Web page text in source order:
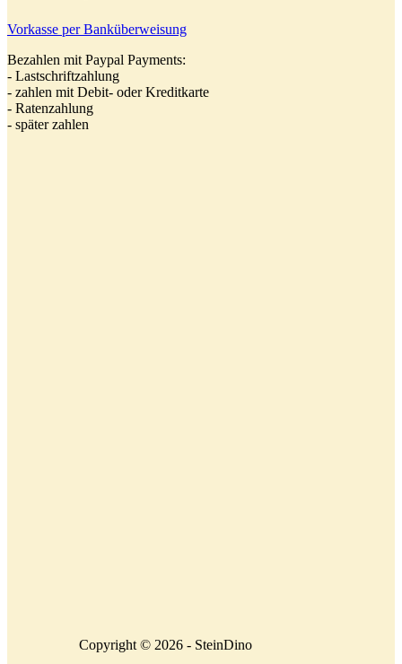
Vorkasse per Banküberweisung
Bezahlen mit Paypal Payments:
- Lastschriftzahlung
- zahlen mit Debit- oder Kreditkarte
- Ratenzahlung
- später zahlen
Copyright © 2026 - SteinDino